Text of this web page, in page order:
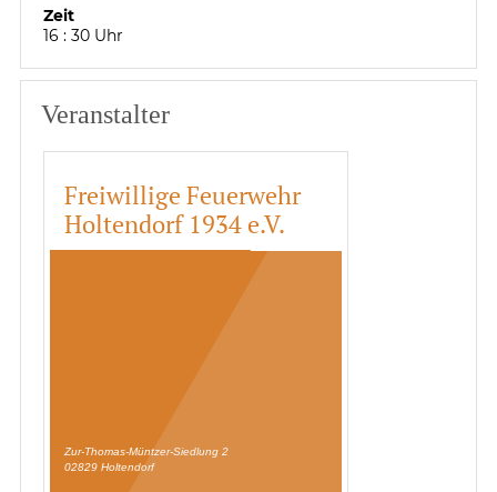
Zeit
16 : 30 Uhr
Veranstalter
Freiwillige Feuerwehr
Holtendorf 1934 e.V.
Zur-Thomas-Müntzer-Siedlung 2
02829 Holtendorf